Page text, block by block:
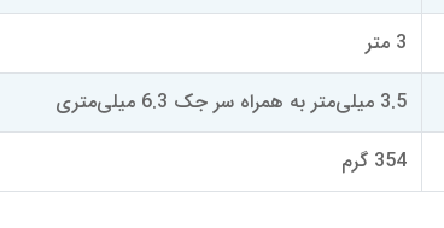
3 متر
3.5 میلی‌متر به همراه سر جک 6.3 میلی‌متری
354 گرم